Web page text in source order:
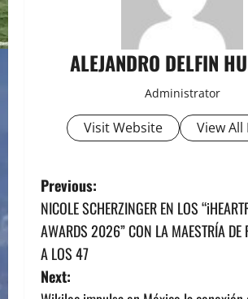
ALEJANDRO DELFIN
Administrator
Visit Website View All
P
o
s
Previous:
NICOLE SCHERZINGER EN LOS
AWARDS 2026” CON LA MAESTRÍA DE
A LOS 47
Next: